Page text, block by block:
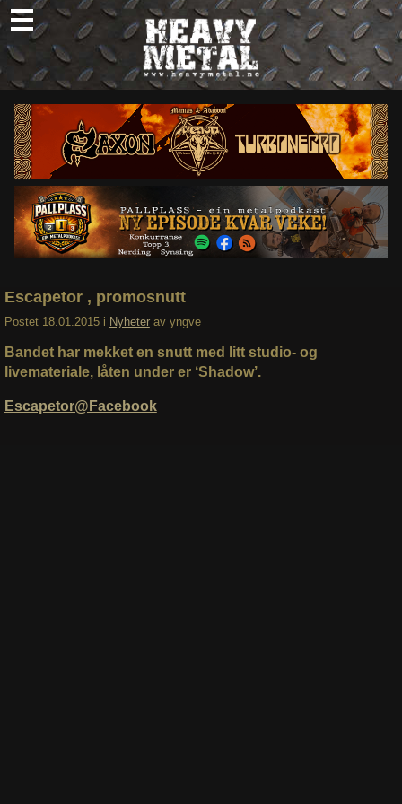
Skip
to
content
Nyheter
Omtaler
Intervjuer
Om oss
Abonner
Søk
Escapetor , promosnutt
Postet 18.01.2015 i Nyheter av yngve
Bandet har mekket en snutt med litt studio- og
livemateriale, låten under er ‘Shadow’.
Escapetor@Facebook